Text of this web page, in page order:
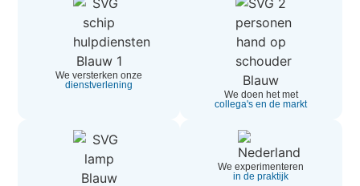
We versterken onze
dienstverlening
We doen het met
collega's en de markt
We experimenteren
in de praktijk